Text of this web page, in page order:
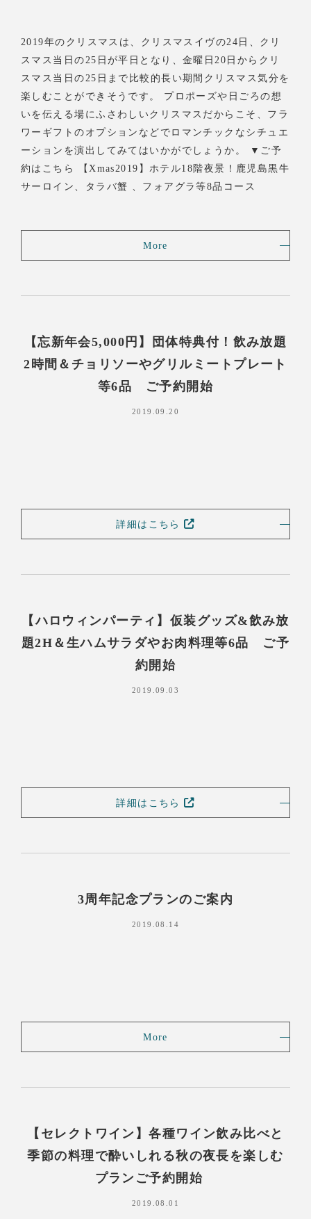
2019年のクリスマスは、クリスマスイヴの24日、クリ
スマス当日の25日が平日となり、金曜日20日からクリ
スマス当日の25日まで比較的長い期間クリスマス気分を
楽しむことができそうです。 プロポーズや日ごろの想
いを伝える場にふさわしいクリスマスだからこそ、フラ
ワーギフトのオプションなどでロマンチックなシチュエ
ーションを演出してみてはいかがでしょうか。 ▼ご予
約はこちら 【Xmas2019】ホテル18階夜景！鹿児島黒牛
サーロイン、タラバ蟹 、フォアグラ等8品コース
More
【忘新年会5,000円】団体特典付！飲み放題
2時間＆チョリソーやグリルミートプレート
等6品 ご予約開始
2019.09.20
詳細はこちら
【ハロウィンパーティ】仮装グッズ&飲み放
題2H＆生ハムサラダやお肉料理等6品 ご予
約開始
2019.09.03
詳細はこちら
3周年記念プランのご案内
2019.08.14
More
【セレクトワイン】各種ワイン飲み比べと
季節の料理で酔いしれる秋の夜長を楽しむ
プランご予約開始
2019.08.01